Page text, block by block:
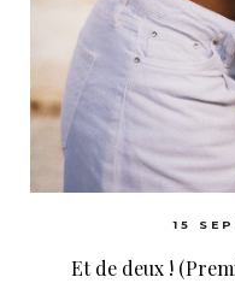
15
Et de deux !